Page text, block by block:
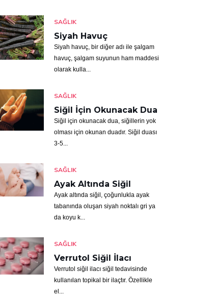
SAĞLIK
Siyah Havuç
Siyah havuç, bir diğer adı ile şalgam
havuç, şalgam suyunun ham maddesi
olarak kulla...
SAĞLIK
Siğil İçin Okunacak Dua
Siğil için okunacak dua, siğillerin yok
olması için okunan duadır. Siğil duası
3-5...
SAĞLIK
Ayak Altında Siğil
Ayak altında siğil, çoğunlukla ayak
tabanında oluşan siyah noktalı gri ya
da koyu k...
SAĞLIK
Verrutol Siğil İlacı
Verrutol siğil ilacı siğil tedavisinde
kullanılan topikal bir ilaçtır. Özellikle
el...